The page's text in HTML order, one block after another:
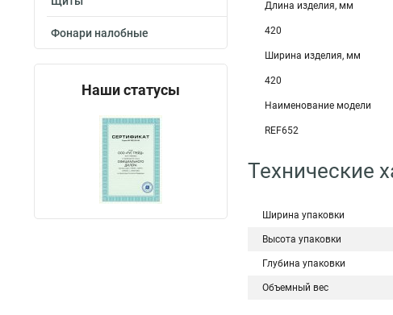
Фонари налобные
Наши статусы
Длина изделия, мм
420
Ширина изделия, мм
420
Наименование модели
REF652
Технические
Ширина упаковки
Высота упаковки
Глубина упаковки
Объемный вес